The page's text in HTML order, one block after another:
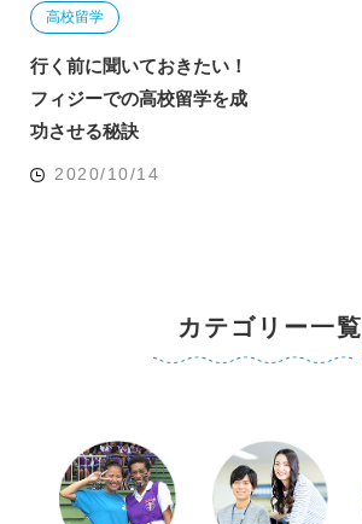
高校留学
行く前に聞いておきたい！
フィジーでの高校留学を成
功させる秘訣
2020/10/14
カテゴリー一覧